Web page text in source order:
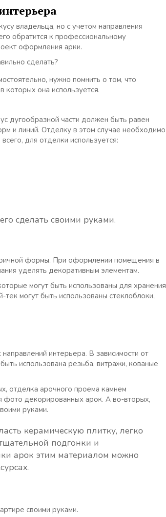
владельца, но с учетом направления
обратится к профессиональному
оформления арки.
нужно помнить о том, что
она используется.
дугообразной части должен быть равен
и линий. Отделку в этом случае необходимо
для отделки используется:
сделать своими руками.
формы. При оформлении помещения в
уделять декоративным элементам.
могут быть использованы для хранения
могут быть использованы стеклоблоки,
интерьера. В зависимости от
использована резьба, витражи, кованые
отделка арочного проема камнем
фото декорированных арок. А во-вторых,
руками.
керамическую плитку, легко
подгонки и
арок этим материалом можно
своими руками.